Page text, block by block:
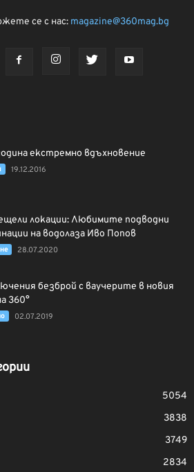
се с нас: magazine@360mag.bg
екстремно вдъхновение
19.12.2016
локации: Любимите подводни
на водолаза Иво Попов
28.07.2020
безброй с ваучерите в новия
360°
02.07.2019
5054
3838
3749
2834